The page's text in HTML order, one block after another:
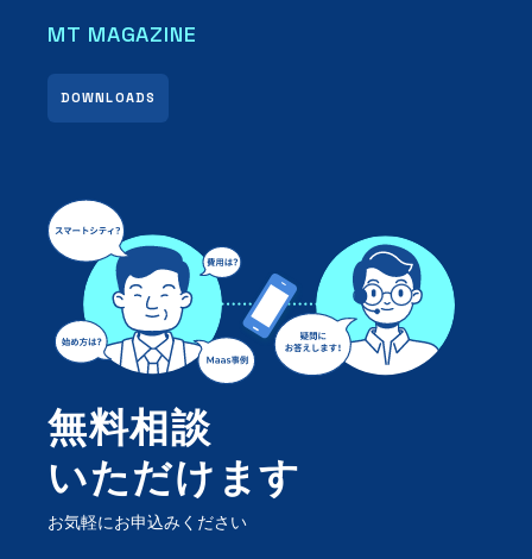
DOWNLOADS
MT MAGAZINE
無料相談
いただけます
お気軽にお申込みください